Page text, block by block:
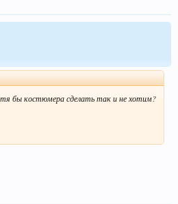
бы костюмера сделать так и не хотим?